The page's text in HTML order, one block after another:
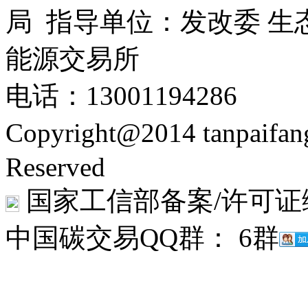
局 指导单位：发改委 生
能源交易所
电话：13001194286
Copyright@2014
Reserved
国家工信部备案/许可
中国碳交易QQ群： 6群